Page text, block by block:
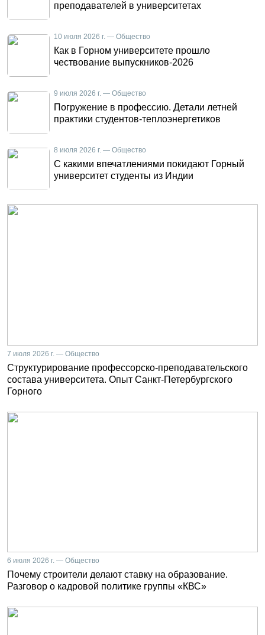
преподавателей в университетах
10 июля 2026 г. — Общество
Как в Горном университете прошло
чествование выпускников-2026
9 июля 2026 г. — Общество
Погружение в профессию. Детали летней
практики студентов-теплоэнергетиков
8 июля 2026 г. — Общество
С какими впечатлениями покидают Горный
университет студенты из Индии
7 июля 2026 г. — Общество
Структурирование профессорско-преподавательского
состава университета. Опыт Санкт-Петербургского
Горного
6 июля 2026 г. — Общество
Почему строители делают ставку на образование.
Разговор о кадровой политике группы «КВС»